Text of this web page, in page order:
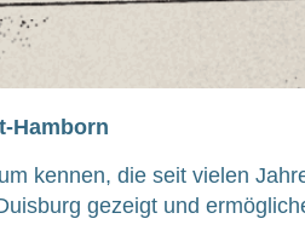
Hamborn
ken­nen, die seit vie­len
gezeigt und